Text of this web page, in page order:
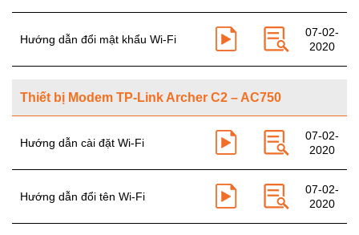
Hướng dẫn đổi mật khẩu Wi-Fi
07-02-
2020
Thiết bị Modem TP-Link Archer C2 – AC750
Hướng dẫn cài đặt Wi-Fi
07-02-
2020
Hướng dẫn đổi tên Wi-Fi
07-02-
2020